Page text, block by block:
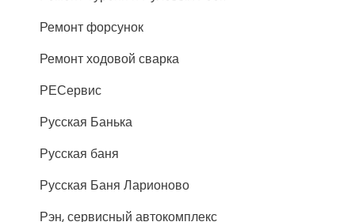
Ремонт форсунок
Ремонт ходовой сварка
РЕСервис
Русская Банька
Русская баня
Русская Баня Ларионово
Рэн, сервисный автокомплекс